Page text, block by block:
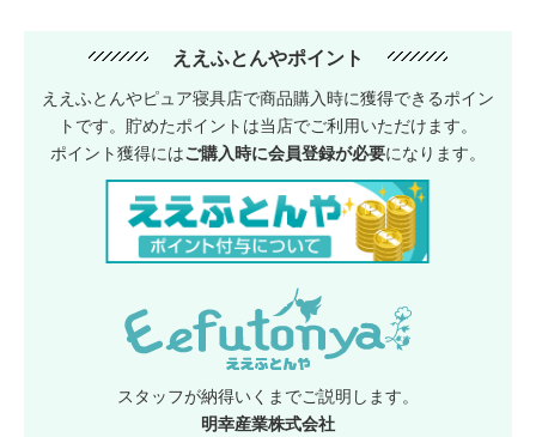
ええふとんやポイント
ええふとんやピュア寝具店で商品購入時に獲得できるポイン
トです。貯めたポイントは当店でご利用いただけます。
ポイント獲得にはご購入時に会員登録が必要になります。
スタッフが納得いくまでご説明します。
明幸産業株式会社